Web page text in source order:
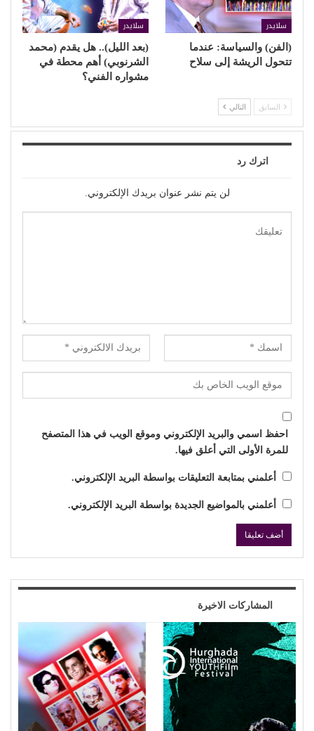
سلايدر
(الفن) والسياسة: عندما
تتحول الريشة إلى سلاح
سلايدر
(بعد الليل).. هل يقدم (محمد
الشرنوبي) أهم محطة في
مشواره الفني؟
السابق التالي
اترك رد
لن يتم نشر عنوان بريدك الإلكتروني.
احفظ اسمي والبريد الإلكتروني وموقع الويب في هذا المتصفح
للمرة الأولى التي أعلق فيها.
أعلمني بمتابعة التعليقات بواسطة البريد الإلكتروني.
أعلمني بالمواضيع الجديدة بواسطة البريد الإلكتروني.
المشاركات الاخيرة